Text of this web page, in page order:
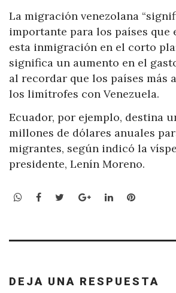
La migración venezolana
importante para los países que
esta inmigración en el corto
significa un aumento en el
al recordar que los países más
los limítrofes con Venezuela.
Ecuador, por ejemplo, destina
millones de dólares anuales
migrantes, según indicó la
presidente, Lenín Moreno.
WhatsApp
Facebook
TwitterGoogle+LinkedInPinterest
DEJA UNA RESPUESTA